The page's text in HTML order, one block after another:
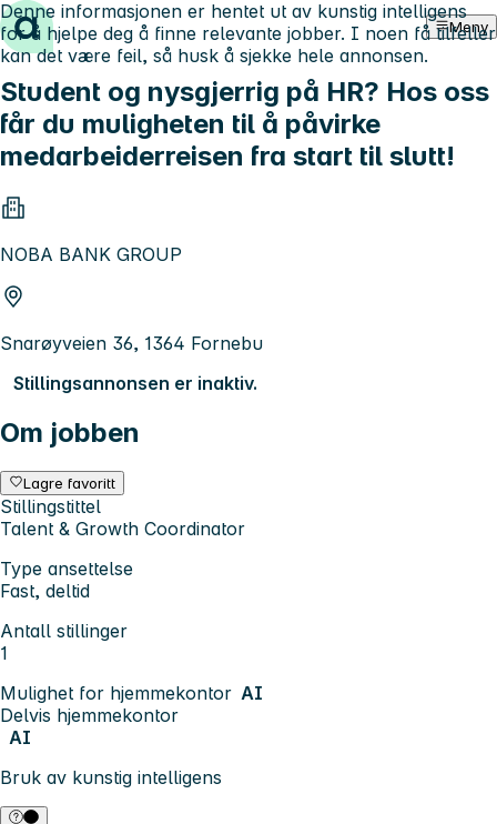
Hopp til innhold Meny
Student og nysgjerrig på HR? Hos oss
får du muligheten til å påvirke
medarbeiderreisen fra start til slutt!
NOBA BANK GROUP
Snarøyveien 36, 1364 Fornebu
Stillingsannonsen er inaktiv.
Om jobben
Lagre favoritt
Stillingstittel
Talent & Growth Coordinator
Type ansettelse
Fast, deltid
Antall stillinger
1
Mulighet for hjemmekontor AI
Delvis hjemmekontor
AI
Bruk av kunstig intelligens
Denne informasjonen er hentet ut av kunstig intelligens
for å hjelpe deg å finne relevante jobber. I noen få tilfeller
kan det være feil, så husk å sjekke hele annonsen.